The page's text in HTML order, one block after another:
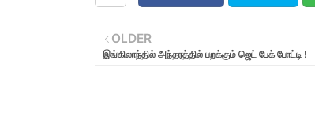
OLDER
இங்கிலாந்தில் அந்தரத்தில் பறக்கும் ஜெட் பேக் போட்டி !